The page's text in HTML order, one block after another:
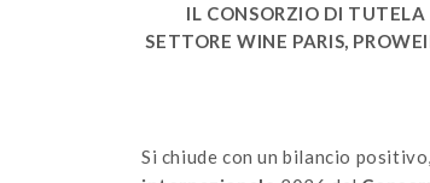
IL CONSORZIO DI TUTELA
SETTORE WINE PARIS,
Si chiude con un bilancio